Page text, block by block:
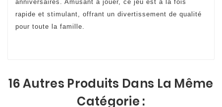
anniversaires. Amusant à jouer, ce jeu est à la fois
rapide et stimulant, offrant un divertissement de qualité
pour toute la famille.
16 Autres Produits Dans La Même
Catégorie :